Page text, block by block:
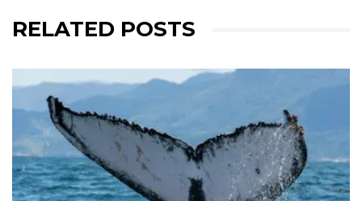
RELATED POSTS